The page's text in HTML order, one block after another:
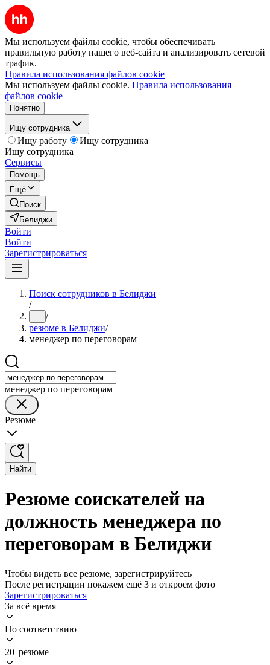
Мы используем файлы cookie, чтобы обеспечивать
правильную работу нашего веб-сайта и анализировать сетевой
трафик.
Правила использования файлов cookie
Мы используем файлы cookie. Правила использования
файлов cookie
Понятно
Ищу сотрудника
Ищу работу
Ищу сотрудника
Ищу сотрудника
Сервисы
Помощь
Ещё
Поиск
Белиджи
Войти
Войти
Зарегистрироваться
Поиск сотрудников в Белиджи
/
... /
резюме в Белиджи/
менеджер по переговорам
менеджер по переговорам
Резюме
Найти
Резюме соискателей на
должность менеджера по
переговорам в Белиджи
Чтобы видеть все резюме, зарегистрируйтесь
После регистрации покажем ещё 3 и откроем фото
Зарегистрироваться
За всё время
По соответствию
20 резюме